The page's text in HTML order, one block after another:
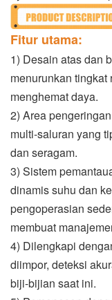
Fitur utama:
1) Desain atas dan
menurunkan tingkat
menghemat daya.
2) Area
multi-saluran yang
dan seragam.
3) Sistem
dinamis suhu dan
pengoperasian
membuat
4) Dilengkapi
diimpor, deteksi
biji-bijian saat ini.